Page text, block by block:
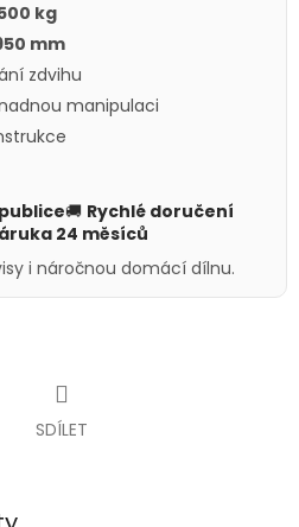
kg
mm
zdvihu
manipulaci
🚚 Rychlé doručení
24 měsíců
i náročnou domácí dílnu.
SDÍLET